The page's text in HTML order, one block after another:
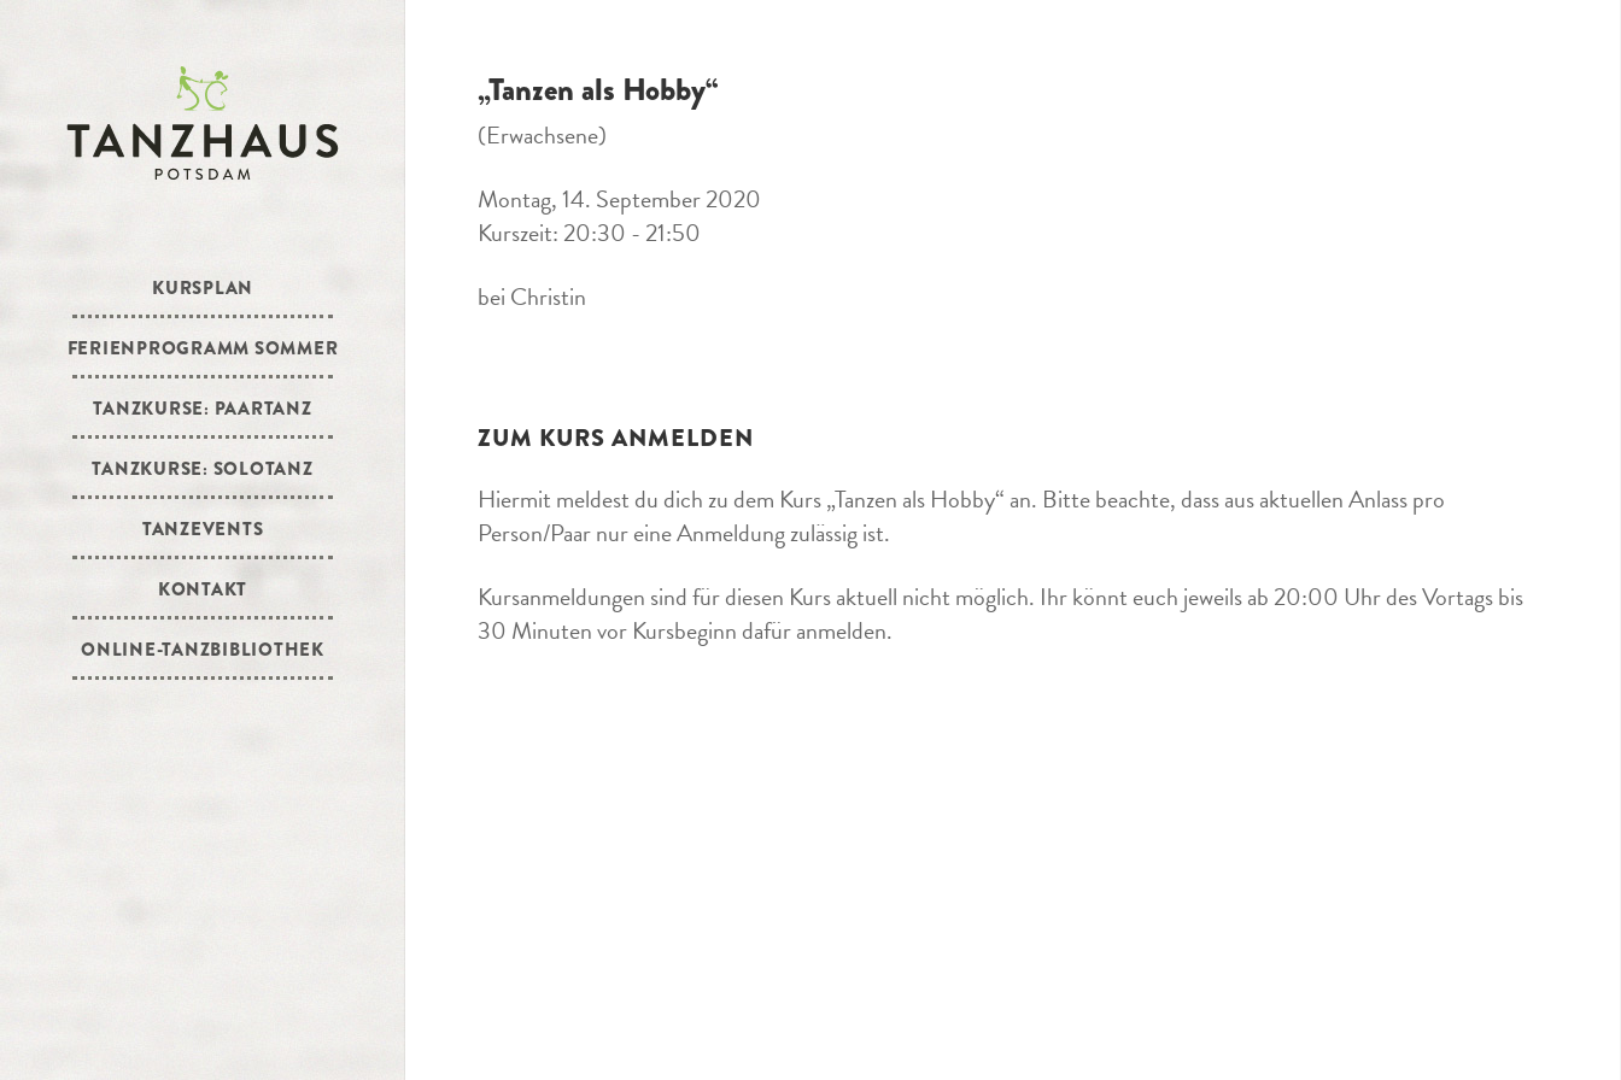
KURSPLAN
FERIENPROGRAMM SOMMER
TANZKURSE: PAARTANZ
TANZKURSE: SOLOTANZ
TANZEVENTS
KONTAKT
ONLINE-TANZBIBLIOTHEK
„Tanzen als Hobby“
(Erwachsene)
Montag, 14. September 2020
Kurszeit: 20:30 - 21:50
bei Christin
ZUM KURS ANMELDEN
Hiermit meldest du dich zu dem Kurs „Tanzen als Hobby“ an. Bitte beachte, dass aus aktuellen Anlass pro
Person/Paar nur eine Anmeldung zulässig ist.
Kursanmeldungen sind für diesen Kurs aktuell nicht möglich. Ihr könnt euch jeweils ab 20:00 Uhr des Vortags bis
30 Minuten vor Kursbeginn dafür anmelden.